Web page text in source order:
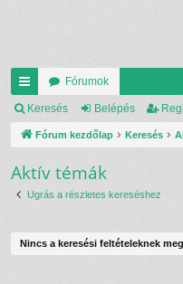
yo
rs
lin
ke
Fórumok
Keresés Belépés
Fórum kezdőlap Keresés
Aktív témák
Ugrás a részletes kereséshez
Nincs a keresési feltételeknek